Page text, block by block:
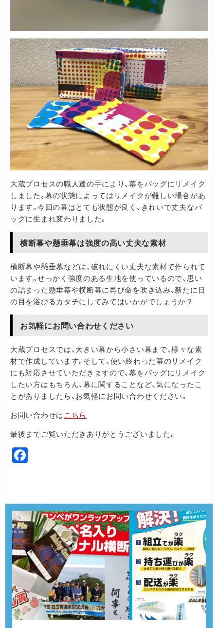
大蔵プロセスの職人達の手により、幕をバッグにリメイク
しました。幕の状態によってはリメイクが難しい場合があ
ります。今回の幕はとても状態が良く、きれいで丈夫なバ
ッグに生まれ変わりました。
横断幕や懸垂幕は強度の高い丈夫な素材
横断幕や懸垂幕などは、破れにくい丈夫な素材で作られて
います。せっかく強度のある生地を使っているので、思い
の詰まった懸垂幕や横断幕に再び命を吹き込み、新たに日
の目を浴びるカタチにしてみてはいかがでしょうか？
お気軽にお問い合わせください
大蔵プロセスでは、大きい幕から小さい幕まで、様々な素
材で作成しています。そして、使い終わった幕のリメイク
にも対応させていただきますので、幕をバッグにリメイク
したい方はもちろん、幕に関することなど、気になったこ
とがありましたら、お気軽にお問い合わせください。
お問い合わせはこちら
最後までご覧いただきありがとうございました。